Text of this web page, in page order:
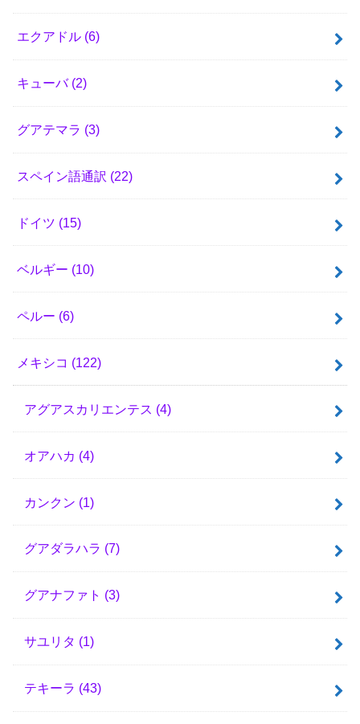
エクアドル (6)
キューバ (2)
グアテマラ (3)
スペイン語通訳 (22)
ドイツ (15)
ベルギー (10)
ペルー (6)
メキシコ (122)
アグアスカリエンテス (4)
オアハカ (4)
カンクン (1)
グアダラハラ (7)
グアナファト (3)
サユリタ (1)
テキーラ (43)